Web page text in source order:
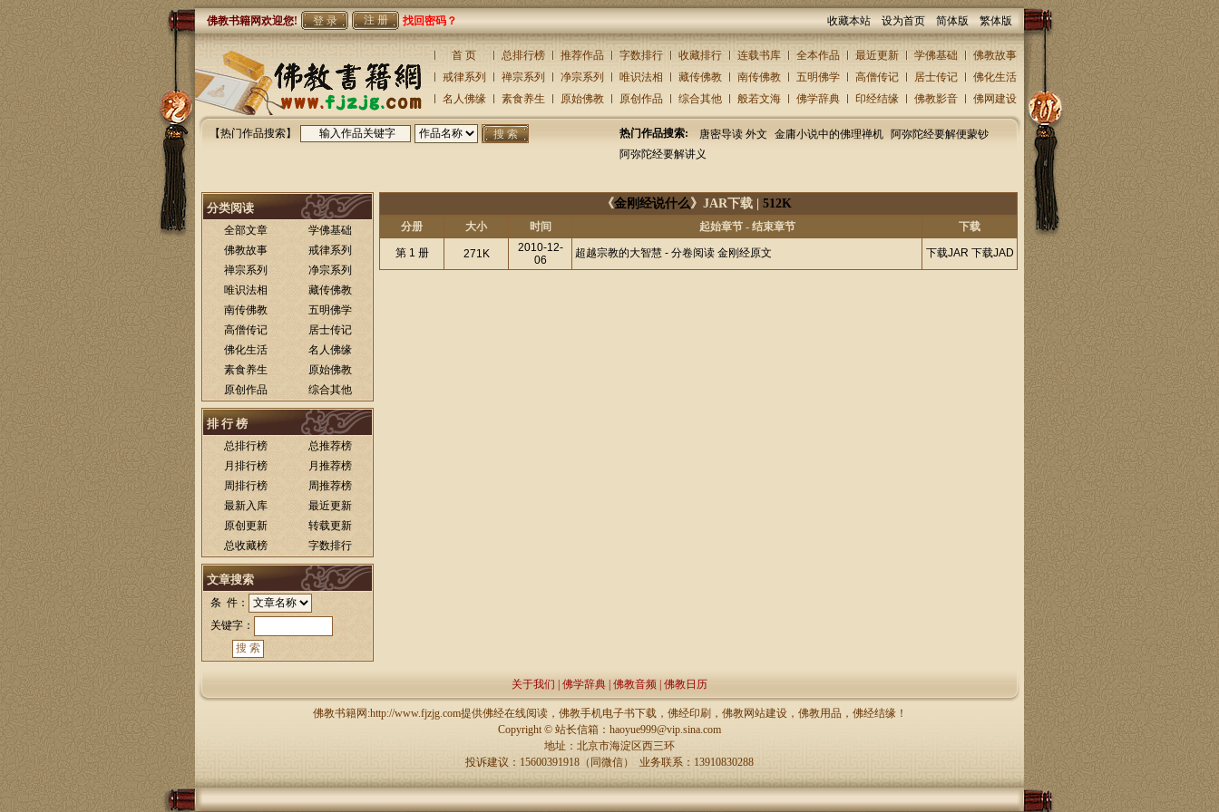
佛教书籍网欢迎您! 注 册 找回密码？ 收藏本站 设为首页 简体版 繁体版
首 页 总排行榜 推荐作品 字数排行 收藏排行 连载书库 全本作品 最近更新 学佛基础
佛教故事
戒律系列
禅宗系列 净宗系列 唯识法相 藏传佛教 南传佛教 五明佛学 高僧传记 居士传记
佛化生活
名人佛缘
素食养生 原始佛教 原创作品 综合其他 般若文海 佛学辞典 印经结缘 佛教影音 佛网建设
【热门作品搜索】 热门作品搜索: 唐密导读 外文 金庸小说中的佛理禅机
阿弥陀经要解便蒙钞
阿弥陀经要解讲义
分类阅读
全部文章
学佛基础
佛教故事
戒律系列
禅宗系列
净宗系列
唯识法相
藏传佛教
南传佛教
五明佛学
高僧传记
居士传记
佛化生活
名人佛缘
素食养生
原始佛教
原创作品
综合其他
排 行 榜
总排行榜
总推荐榜
月排行榜
月推荐榜
周排行榜
周推荐榜
最新入库
最近更新
原创更新
转载更新
总收藏榜
字数排行
文章搜索
条 件：
关键字：
《金刚经说什么》JAR下载 | 512K
分册 大小 时间 起始章节 - 结束章节 下载
第 1 册 271K
2010-12-
06
超越宗教的大智慧 - 分卷阅读 金刚经原文 下载JAR 下载JAD
关于我们 佛学辞典 佛教音频 佛教日历
佛教书籍网:http://www.fjzjg.com提供佛经在线阅读，佛教手机电子书下载，佛经印刷，佛教网站建设，佛教用品，佛经结缘！
Copyright © 站长信箱：haoyue999@vip.sina.com
地址：北京市海淀区西三环
投诉建议：15600391918（同微信） 业务联系：13910830288